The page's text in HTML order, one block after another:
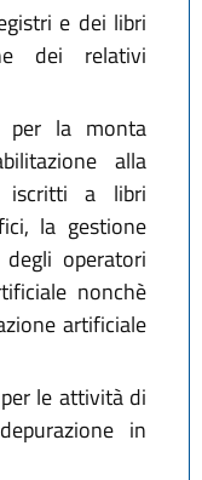
e dei libri
dei relativi
per la monta
alla
iscritti a libri
la gestione
operatori
nonchè
artificiale
le attività di
in